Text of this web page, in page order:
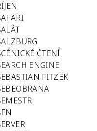
ČTENÍ
ENGINE
FITZEK